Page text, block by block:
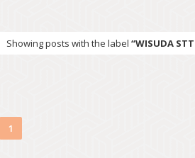
Showing posts with the label WISUDA
1